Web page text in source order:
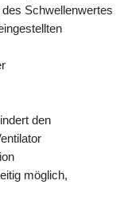
Schwellenwertes
den
möglich,